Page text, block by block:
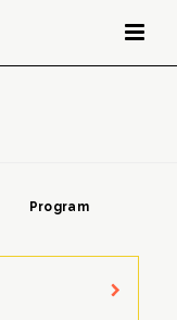
Program